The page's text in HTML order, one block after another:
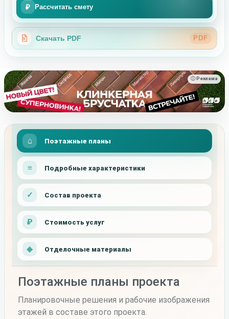
₽ Рассчитать смету
Скачать PDF PDF
ⓘ Реклама
Поэтажные планы
Подробные характеристики
Состав проекта
Стоимость услуг
Отделочные материалы
Поэтажные планы проекта
Планировочные решения и рабочие изображения
этажей в составе этого проекта.